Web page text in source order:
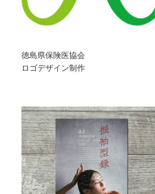
徳島県保険医協会
ロゴデザイン制作